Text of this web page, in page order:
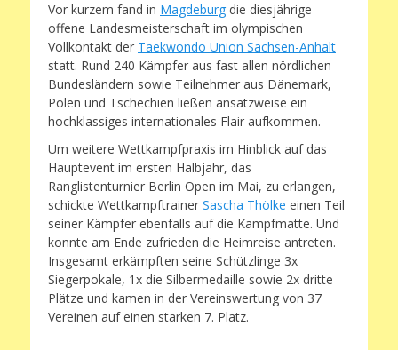
Vor kurzem fand in Magdeburg die diesjährige
offene Landesmeisterschaft im olympischen
Vollkontakt der Taekwondo Union Sachsen-Anhalt
statt. Rund 240 Kämpfer aus fast allen nördlichen
Bundesländern sowie Teilnehmer aus Dänemark,
Polen und Tschechien ließen ansatzweise ein
hochklassiges internationales Flair aufkommen.
Um weitere Wettkampfpraxis im Hinblick auf das
Hauptevent im ersten Halbjahr, das
Ranglistenturnier Berlin Open im Mai, zu erlangen,
schickte Wettkampftrainer Sascha Thölke einen Teil
seiner Kämpfer ebenfalls auf die Kampfmatte. Und
konnte am Ende zufrieden die Heimreise antreten.
Insgesamt erkämpften seine Schützlinge 3x
Siegerpokale, 1x die Silbermedaille sowie 2x dritte
Plätze und kamen in der Vereinswertung von 37
Vereinen auf einen starken 7. Platz.